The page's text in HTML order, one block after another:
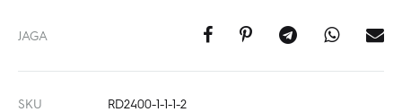
JAGA
SKU
RD2400-1-1-1-2